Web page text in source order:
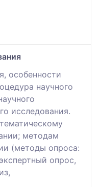
особенности
научного
исследования.
методам
(методы опроса:
опрос,